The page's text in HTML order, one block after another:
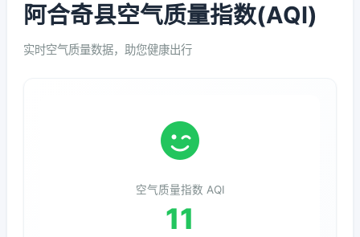
阿合奇县空气质量指数(AQI)
实时空气质量数据，助您健康出行
空气质量指数 AQI
11